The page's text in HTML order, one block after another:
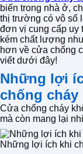
biến trong nhà ở,
thị trường có vô số
đơn vị cung cấp uy
kém chất lượng
hơn về cửa chống
viết dưới đây!
Những lợi
chống cháy
Cửa chống cháy
mà còn mang lại
Những lợi ích khi